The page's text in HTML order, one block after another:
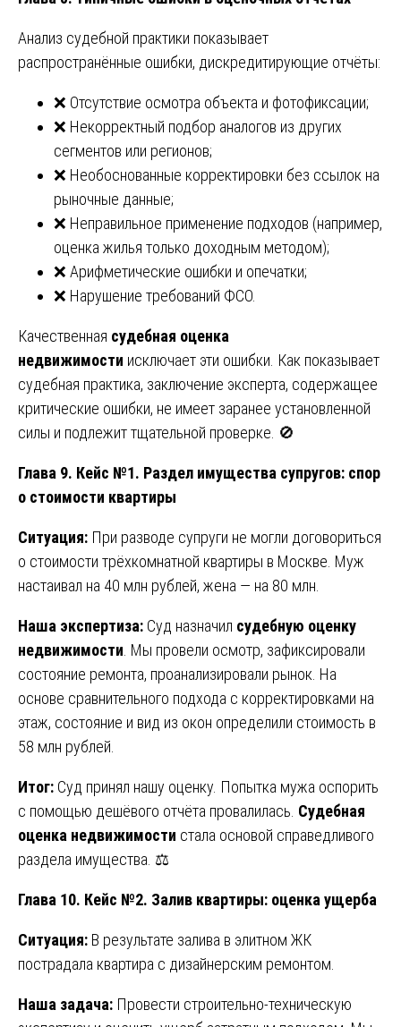
Анализ судебной практики показывает
распространённые ошибки, дискредитирующие отчёты:
❌ Отсутствие осмотра объекта и фотофиксации;
❌ Некорректный подбор аналогов из других
сегментов или регионов;
❌ Необоснованные корректировки без ссылок на
рыночные данные;
❌ Неправильное применение подходов (например,
оценка жилья только доходным методом);
❌ Арифметические ошибки и опечатки;
❌ Нарушение требований ФСО.
Качественная судебная оценка
недвижимости исключает эти ошибки. Как показывает
судебная практика, заключение эксперта, содержащее
критические ошибки, не имеет заранее установленной
силы и подлежит тщательной проверке. 🚫
Глава 9. Кейс №1. Раздел имущества супругов: спор
о стоимости квартиры
Ситуация: При разводе супруги не могли договориться
о стоимости трёхкомнатной квартиры в Москве. Муж
настаивал на 40 млн рублей, жена — на 80 млн.
Наша экспертиза: Суд назначил судебную оценку
недвижимости . Мы провели осмотр, зафиксировали
состояние ремонта, проанализировали рынок. На
основе сравнительного подхода с корректировками на
этаж, состояние и вид из окон определили стоимость в
58 млн рублей.
Итог: Суд принял нашу оценку. Попытка мужа оспорить
с помощью дешёвого отчёта провалилась. Судебная
оценка недвижимости стала основой справедливого
раздела имущества. ⚖️
Глава 10. Кейс №2. Залив квартиры: оценка ущерба
Ситуация: В результате залива в элитном ЖК
пострадала квартира с дизайнерским ремонтом.
Наша задача: Провести строительно-техническую